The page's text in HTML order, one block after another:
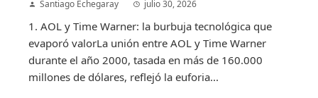
Santiago Echegaray julio 30, 2026
1. AOL y Time Warner: la burbuja tecnológica que
evaporó valorLa unión entre AOL y Time Warner
durante el año 2000, tasada en más de 160.000
millones de dólares, reflejó la euforia...